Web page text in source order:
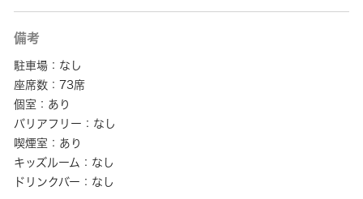
備考
駐車場：なし
座席数：73席
個室：あり
バリアフリー：なし
喫煙室：あり
キッズルーム：なし
ドリンクバー：なし